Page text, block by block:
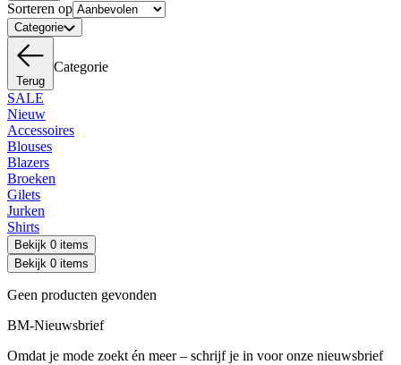
Sorteren op
Categorie
Terug
Categorie
SALE
Nieuw
Accessoires
Blouses
Blazers
Broeken
Gilets
Jurken
Shirts
Bekijk 0 items
Bekijk 0 items
Geen producten gevonden
BM-Nieuwsbrief
Omdat je mode zoekt én meer – schrijf je in voor onze nieuwsbrief